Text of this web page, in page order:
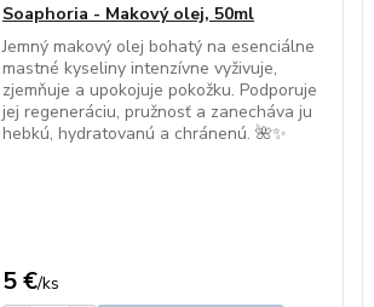
Soaphoria - Makový olej, 50ml
Jemný makový olej bohatý na esenciálne
mastné kyseliny intenzívne vyživuje,
zjemňuje a upokojuje pokožku. Podporuje
jej regeneráciu, pružnosť a zanecháva ju
hebkú, hydratovanú a chránenú. 🌺✨
5 €/ks